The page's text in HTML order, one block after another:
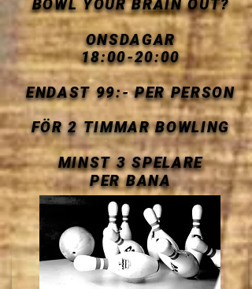
BOWL YOUR BRAIN OUT?
ONSDAGAR
18:00-20:00
ENDAST 99:- PER PERSON
FÖR 2 TIMMAR BOWLING
MINST 3 SPELARE
PER BANA
BOWL YOUR BRAIN OUT?
ONSDAGAR
18:00-20:00
ENDAST 99:- PER PERSON
FÖR 2 TIMMAR BOWLING
MINST 3 SPELARE
PER BANA